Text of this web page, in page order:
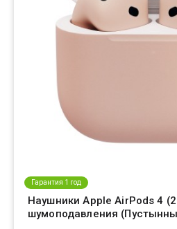
Гарантия 1 год
Наушники Apple AirPods 4
шумоподавления